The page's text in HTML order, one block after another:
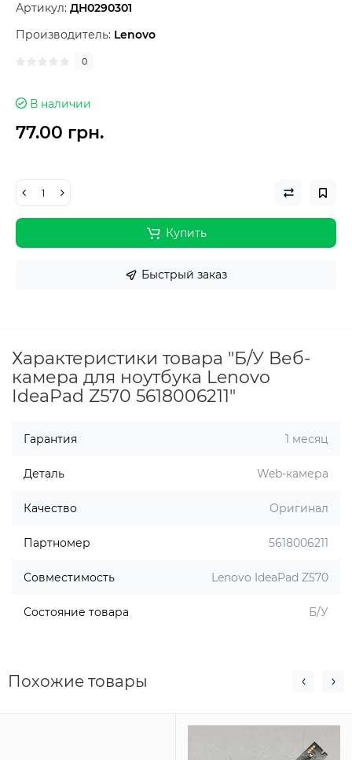
Артикул: ДН0290301
Производитель: Lenovo
0
В наличии
77.00 грн.
Купить
Быстрый заказ
Характеристики товара "Б/У Веб-
камера для ноутбука Lenovo
IdeaPad Z570 5618006211"
Гарантия 1 месяц
Деталь Web-камера
Качество Оригинал
Партномер 5618006211
Совместимость Lenovo IdeaPad Z570
Состояние товара Б/У
Похожие товары